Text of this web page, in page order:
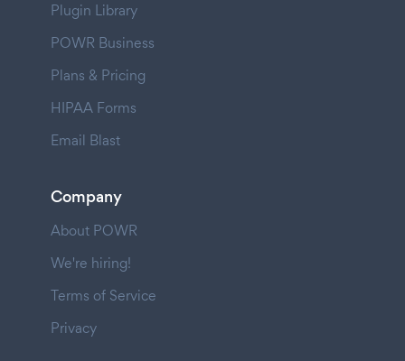
Plugin Library
POWR Business
Plans & Pricing
HIPAA Forms
Email Blast
Company
About POWR
We're hiring!
Terms of Service
Privacy